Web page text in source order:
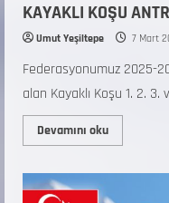
KAYAKLI KOŞU
Umut Yeşiltepe 7 Mart
Federasyonumuz 2025-
alan Kayaklı Koşu 1. 2.
Devamını oku